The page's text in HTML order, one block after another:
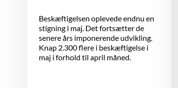
Beskæftigelsen oplevede endnu en
stigning i maj. Det fortsætter de
senere års imponerende udvikling.
Knap 2.300 flere i beskæftigelse i
maj i forhold til april måned.